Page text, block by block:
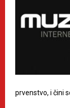
prvenstvo, i čini